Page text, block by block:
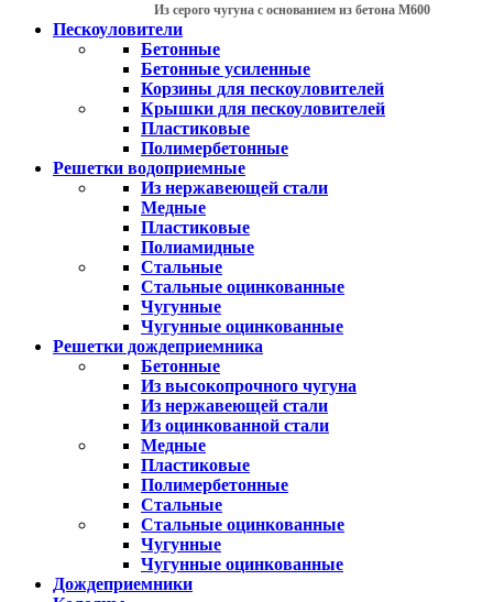
Из серого чугуна с основанием из бетона М600
Пескоуловители
Бетонные
Бетонные усиленные
Корзины для пескоуловителей
Крышки для пескоуловителей
Пластиковые
Полимербетонные
Решетки водоприемные
Из нержавеющей стали
Медные
Пластиковые
Полиамидные
Стальные
Стальные оцинкованные
Чугунные
Чугунные оцинкованные
Решетки дождеприемника
Бетонные
Из высокопрочного чугуна
Из нержавеющей стали
Из оцинкованной стали
Медные
Пластиковые
Полимербетонные
Стальные
Стальные оцинкованные
Чугунные
Чугунные оцинкованные
Дождеприемники